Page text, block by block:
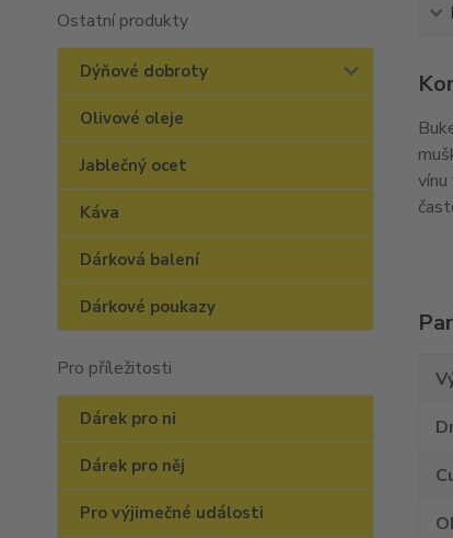
Ostatní produkty
Dýňové dobroty
Olivové oleje
Jablečný ocet
Káva
Dárková balení
Dárkové poukazy
Pro příležitosti
Dárek pro ni
Dárek pro něj
Pro výjimečné události